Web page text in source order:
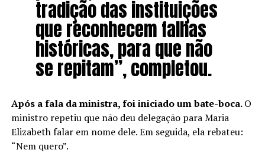
tradição das instituições
que reconhecem falhas
históricas, para que não
se repitam”, completou.
Após a fala da ministra, foi iniciado um bate-boca.O
ministro repetiu que não deu delegação para Maria
Elizabeth falar em nome dele. Em seguida, ela rebateu:
“Nem quero”.